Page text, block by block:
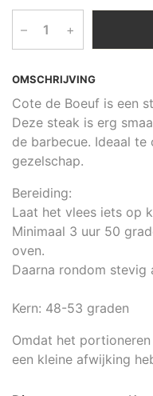
OMSCHRIJVING
Cote de Boeuf is een
Deze steak is erg
de barbecue. Ideaal
gezelschap.
Bereiding:
Laat het vlees iets op
Minimaal 3 uur 50
oven.
Daarna rondom stevig
Kern: 48-53 graden
Omdat het
een kleine afwijking
– +